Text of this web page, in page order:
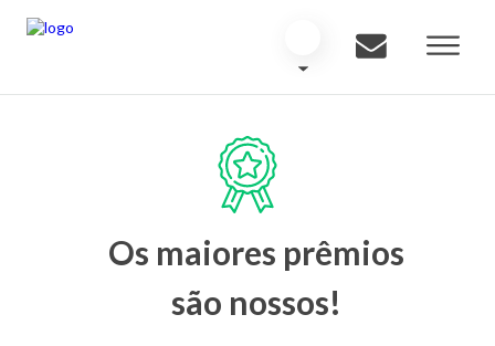
Os maiores prêmios
são nossos!